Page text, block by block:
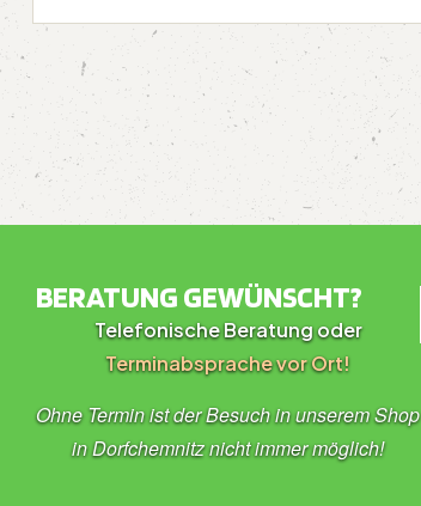
BERATUNG GEWÜNSCHT?
Telefonische Beratung oder
Terminabsprache vor Ort!
Ohne Termin ist der Besuch in unserem Shop
in Dorfchemnitz nicht immer möglich!